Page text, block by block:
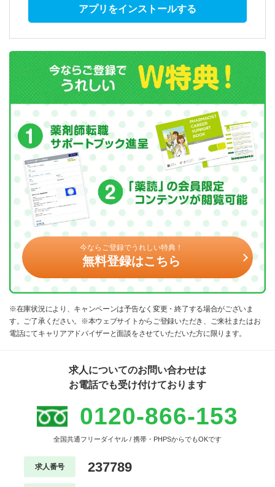
アプリをインストールする
今ならご登録でうれしい特典！
無料登録はこちら
※在庫状況により、キャンペーンは予告なく変更・終了する場合がございま
す。ご了承ください。※本ウェブサイトからご登録いただき、ご来社またはお
電話にてキャリアアドバイザーと面談をさせていただいた方に限ります。
求人についてのお問い合わせは
お電話でも受け付けております
0120-866-153
全国共通フリーダイヤル / 携帯・PHPSからでもOKです
求人番号 237789